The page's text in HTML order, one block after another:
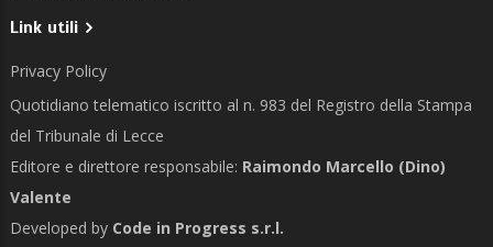
Link utili
Privacy Policy
Quotidiano telematico iscritto al n. 983 del Registro della Stampa
del Tribunale di Lecce
Editore e direttore responsabile: Raimondo Marcello (Dino)
Valente
Developed by Code in Progress s.r.l.